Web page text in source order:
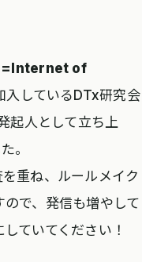
=Internet of
入しているDTx研究会
起人として立ち上
。
重ね、ルールメイク
で、発信も増やして
ていてください！